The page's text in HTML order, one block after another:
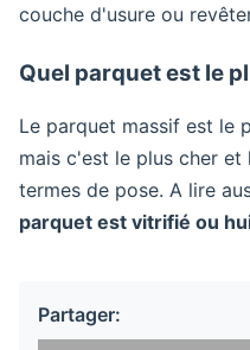
couche d'usure ou
Quel parquet est le
Le parquet massif est le
mais c'est le plus cher
termes de pose. A lire
parquet est vitrifié ou
Partager: